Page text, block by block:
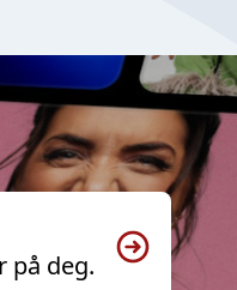
på deg.